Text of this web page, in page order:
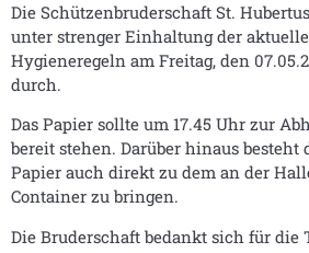
Die Schützenbruderschaft St.
unter strenger Einhaltung der
Hygieneregeln am Freitag, den
durch.
Das Papier sollte um 17.45 Uhr zur
bereit stehen. Darüber hinaus
Papier auch direkt zu dem an der
Container zu bringen.
Die Bruderschaft bedankt sich für die